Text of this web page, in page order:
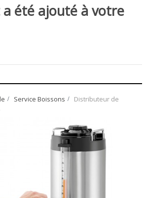
été ajouté à votre
> Service Boissons > Distributeur de